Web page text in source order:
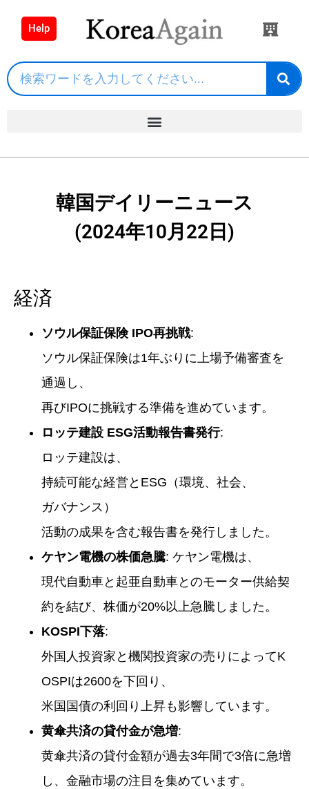
Help
韓国デイリーニュース
(2024年10月22日)
経済
ソウル保証保険 IPO再挑戦:
ソウル保証保険は1年ぶりに上場予備審査を
通過し、
再びIPOに挑戦する準備を進めています。
ロッテ建設 ESG活動報告書発行:
ロッテ建設は、
持続可能な経営とESG（環境、社会、
ガバナンス）
活動の成果を含む報告書を発行しました。
ケヤン電機の株価急騰: ケヤン電機は、
現代自動車と起亜自動車とのモーター供給契
約を結び、株価が20%以上急騰しました。
KOSPI下落:
外国人投資家と機関投資家の売りによってK
OSPIは2600を下回り、
米国国債の利回り上昇も影響しています。
黄傘共済の貸付金が急増:
黄傘共済の貸付金額が過去3年間で3倍に急増
し、金融市場の注目を集めています。